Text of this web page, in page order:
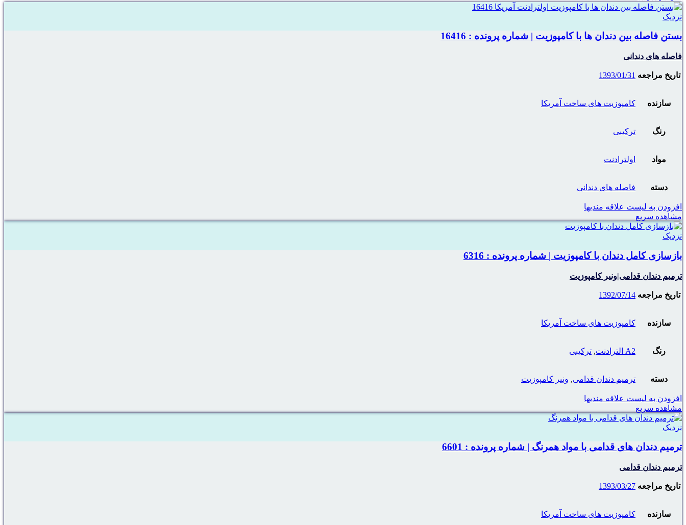
نزدیک
بستن فاصله بین دندان ها با کامپوزیت | شماره پرونده : 16416
فاصله های دندانی
تاریخ مراجعه 1393/01/31
سازنده کامپوزیت های ساخت آمریکا
رنگ ترکیبی
مواد اولترادنت
دسته فاصله های دندانی
افزودن به لیست علاقه مندیها
مشاهده سریع
نزدیک
بازسازی کامل دندان با کامپوزیت | شماره پرونده : 6316
ترمیم دندان قدامی|ونیر کامپوزیت
تاریخ مراجعه 1392/07/14
سازنده کامپوزیت های ساخت آمریکا
رنگ A2 الترادنت , ترکیبی
دسته ترمیم دندان قدامی, ونیر کامپوزیت
افزودن به لیست علاقه مندیها
مشاهده سریع
نزدیک
ترمیم دندان های قدامی با مواد همرنگ | شماره پرونده : 6601
ترمیم دندان قدامی
تاریخ مراجعه 1393/03/27
سازنده کامپوزیت های ساخت آمریکا